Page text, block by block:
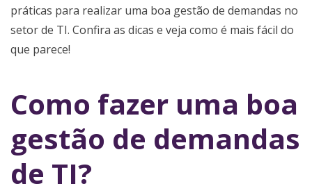
práticas para realizar uma boa gestão de demandas no
setor de TI. Confira as dicas e veja como é mais fácil do
que parece!
Como fazer uma boa
gestão de demandas
de TI?